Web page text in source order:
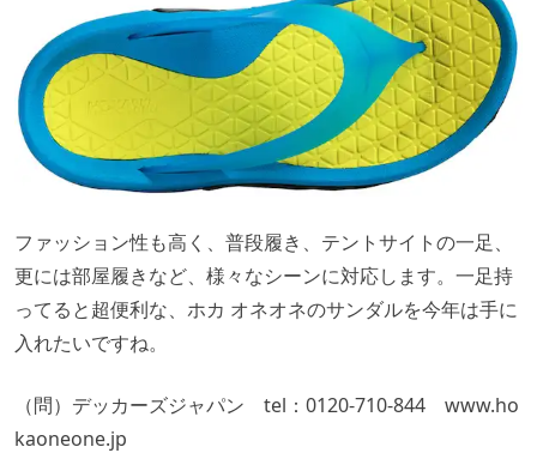
ファッション性も高く、普段履き、テントサイトの一足、
更には部屋履きなど、様々なシーンに対応します。一足持
ってると超便利な、ホカ オネオネのサンダルを今年は手に
入れたいですね。
（問）デッカーズジャパン tel：0120-710-844 www.ho
kaoneone.jp